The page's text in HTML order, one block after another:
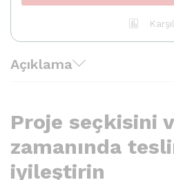
Açıklama
Proje seçkisini
zamanında
iyileştirin